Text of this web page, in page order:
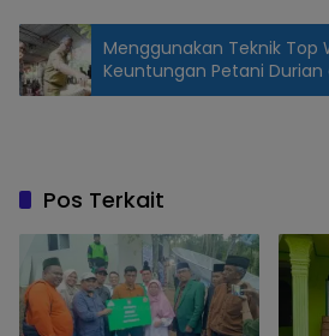
Menggunakan Teknik Top
Keuntungan Petani Durian
Naik 5 Kali Lipat
Pos Terkait